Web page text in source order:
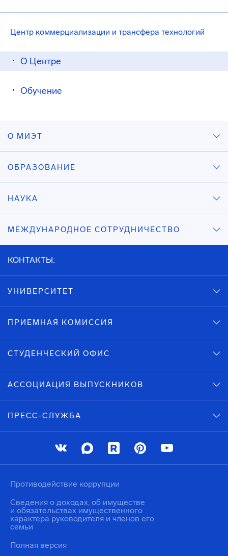
Центр коммерциализации и трансфера технологий
О Центре
Обучение
О МИЭТ
ОБРАЗОВАНИЕ
НАУКА
МЕЖДУНАРОДНОЕ СОТРУДНИЧЕСТВО
КОНТАКТЫ:
УНИВЕРСИТЕТ
ПРИЕМНАЯ КОМИССИЯ
СТУДЕНЧЕСКИЙ ОФИС
АССОЦИАЦИЯ ВЫПУСКНИКОВ
ПРЕСС-СЛУЖБА
Противодействие коррупции
Сведения о доходах, об имуществе
и обязательствах имущественного
характера руководителя и членов его
семьи
Полная версия